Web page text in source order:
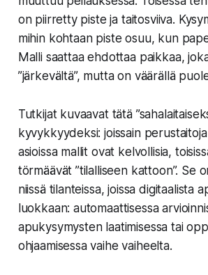
on piirretty piste ja taitosviiva.
mihin kohtaan piste osuu, kun
Malli saattaa ehdottaa paikkaa,
”järkevältä”, mutta on väärällä
Tutkijat kuvaavat tätä
kyvykkyydeksi: joissain
asioissa mallit ovat kelvollisia,
törmäävät ”tilalliseen kattoon”. Se
niissä tilanteissa, joissa digitaalista
luokkaan: automaattisessa
apukysymysten laatimisessa tai
ohjaamisessa vaihe vaiheelta.